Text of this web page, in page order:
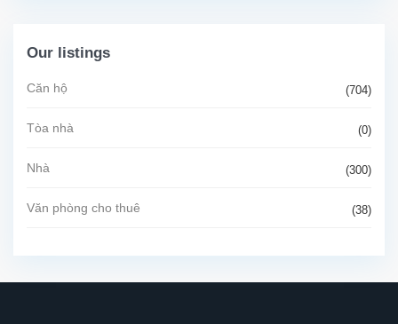
Our listings
Căn hộ (704)
Tòa nhà (0)
Nhà (300)
Văn phòng cho thuê (38)